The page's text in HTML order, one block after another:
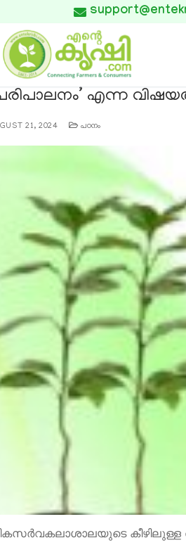

എന്ന
21, 2024 പഠനം
കീഴിലുള്ള